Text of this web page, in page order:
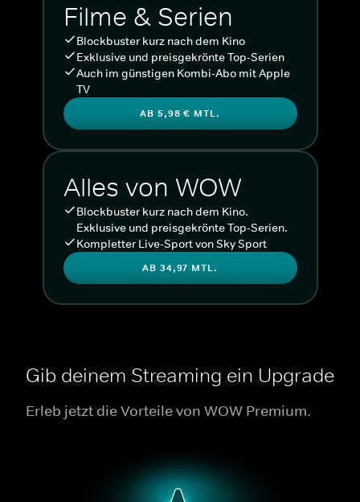
Filme & Serien
Blockbuster kurz nach dem Kino
Exklusive und preisgekrönte Top-Serien
Auch im günstigen Kombi-Abo mit Apple
TV
AB 5,98 € MTL.
Alles von WOW
Blockbuster kurz nach dem Kino.
Exklusive und preisgekrönte Top-Serien.
Kompletter Live-Sport von Sky Sport
AB 34,97 MTL.
Gib deinem Streaming ein Upgrade
Erleb jetzt die Vorteile von WOW Premium.